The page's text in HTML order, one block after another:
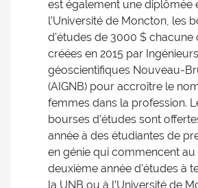
est également une diplômée
l’Université de Moncton, les
d’études de 3000 $ chacune
créées en 2015 par
géoscientifiques Nouveau-
(AIGNB) pour accroître le
femmes dans la profession.
bourses d’études sont
année à des étudiantes de
en génie qui commencent
deuxième année d’études à
la UNB ou à l’Université de